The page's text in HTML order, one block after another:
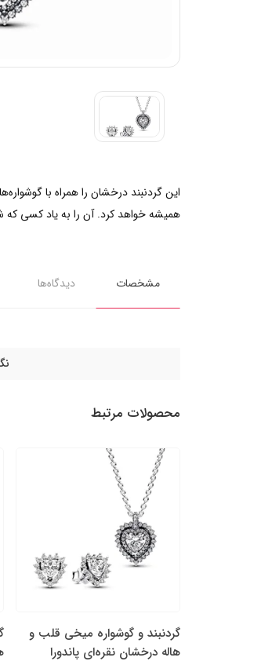
این گردنبند درخشان را همراه با
همیشه خواهد کرد. آن را به یاد کسی که
مشخصات دیدگاه‌ها
محصولات مرتبط
گردنبند و گوشواره میخی قلب و
هاله درخشان نقره‌ای پاندورا